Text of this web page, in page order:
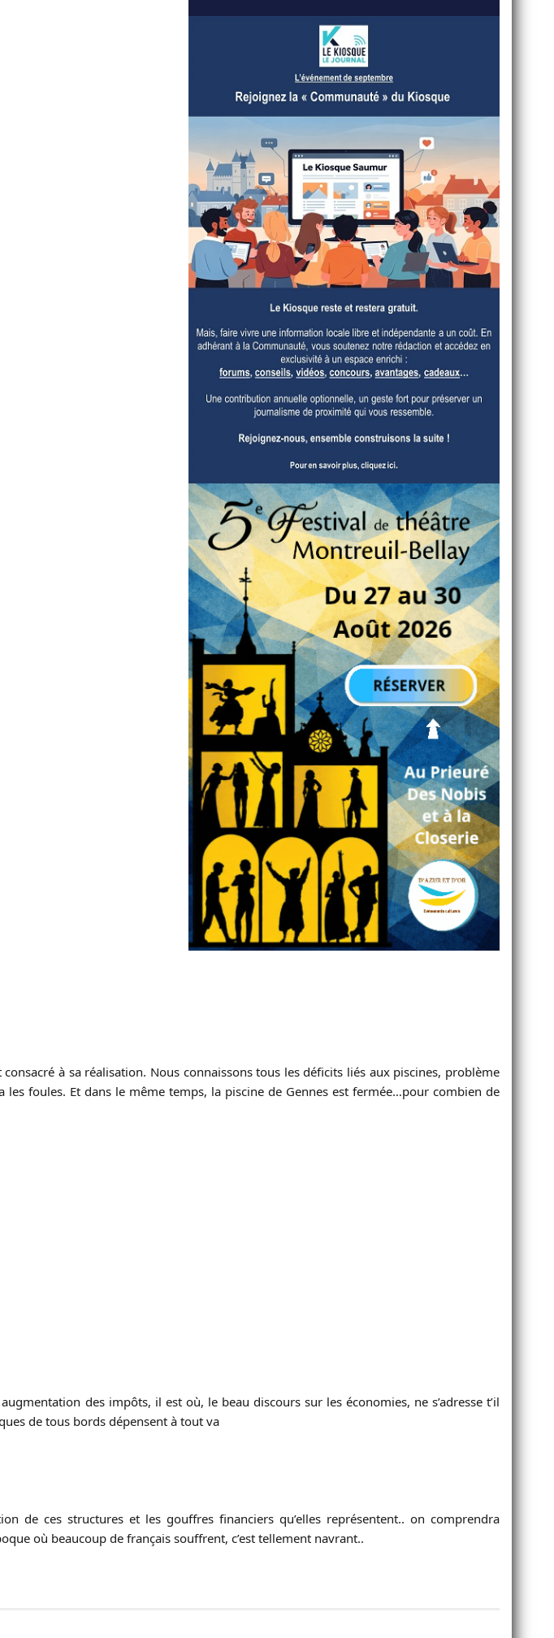
à sa réalisation. Nous connaissons tous les déficits liés aux piscines, problème
foules. Et dans le même temps, la piscine de Gennes est fermée…pour combien de
des impôts, il est où, le beau discours sur les économies, ne s’adresse t’il
de tous bords dépensent à tout va
de ces structures et les gouffres financiers qu’elles représentent.. on comprendra
où beaucoup de français souffrent, c’est tellement navrant..